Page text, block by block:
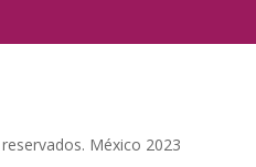
México 2023